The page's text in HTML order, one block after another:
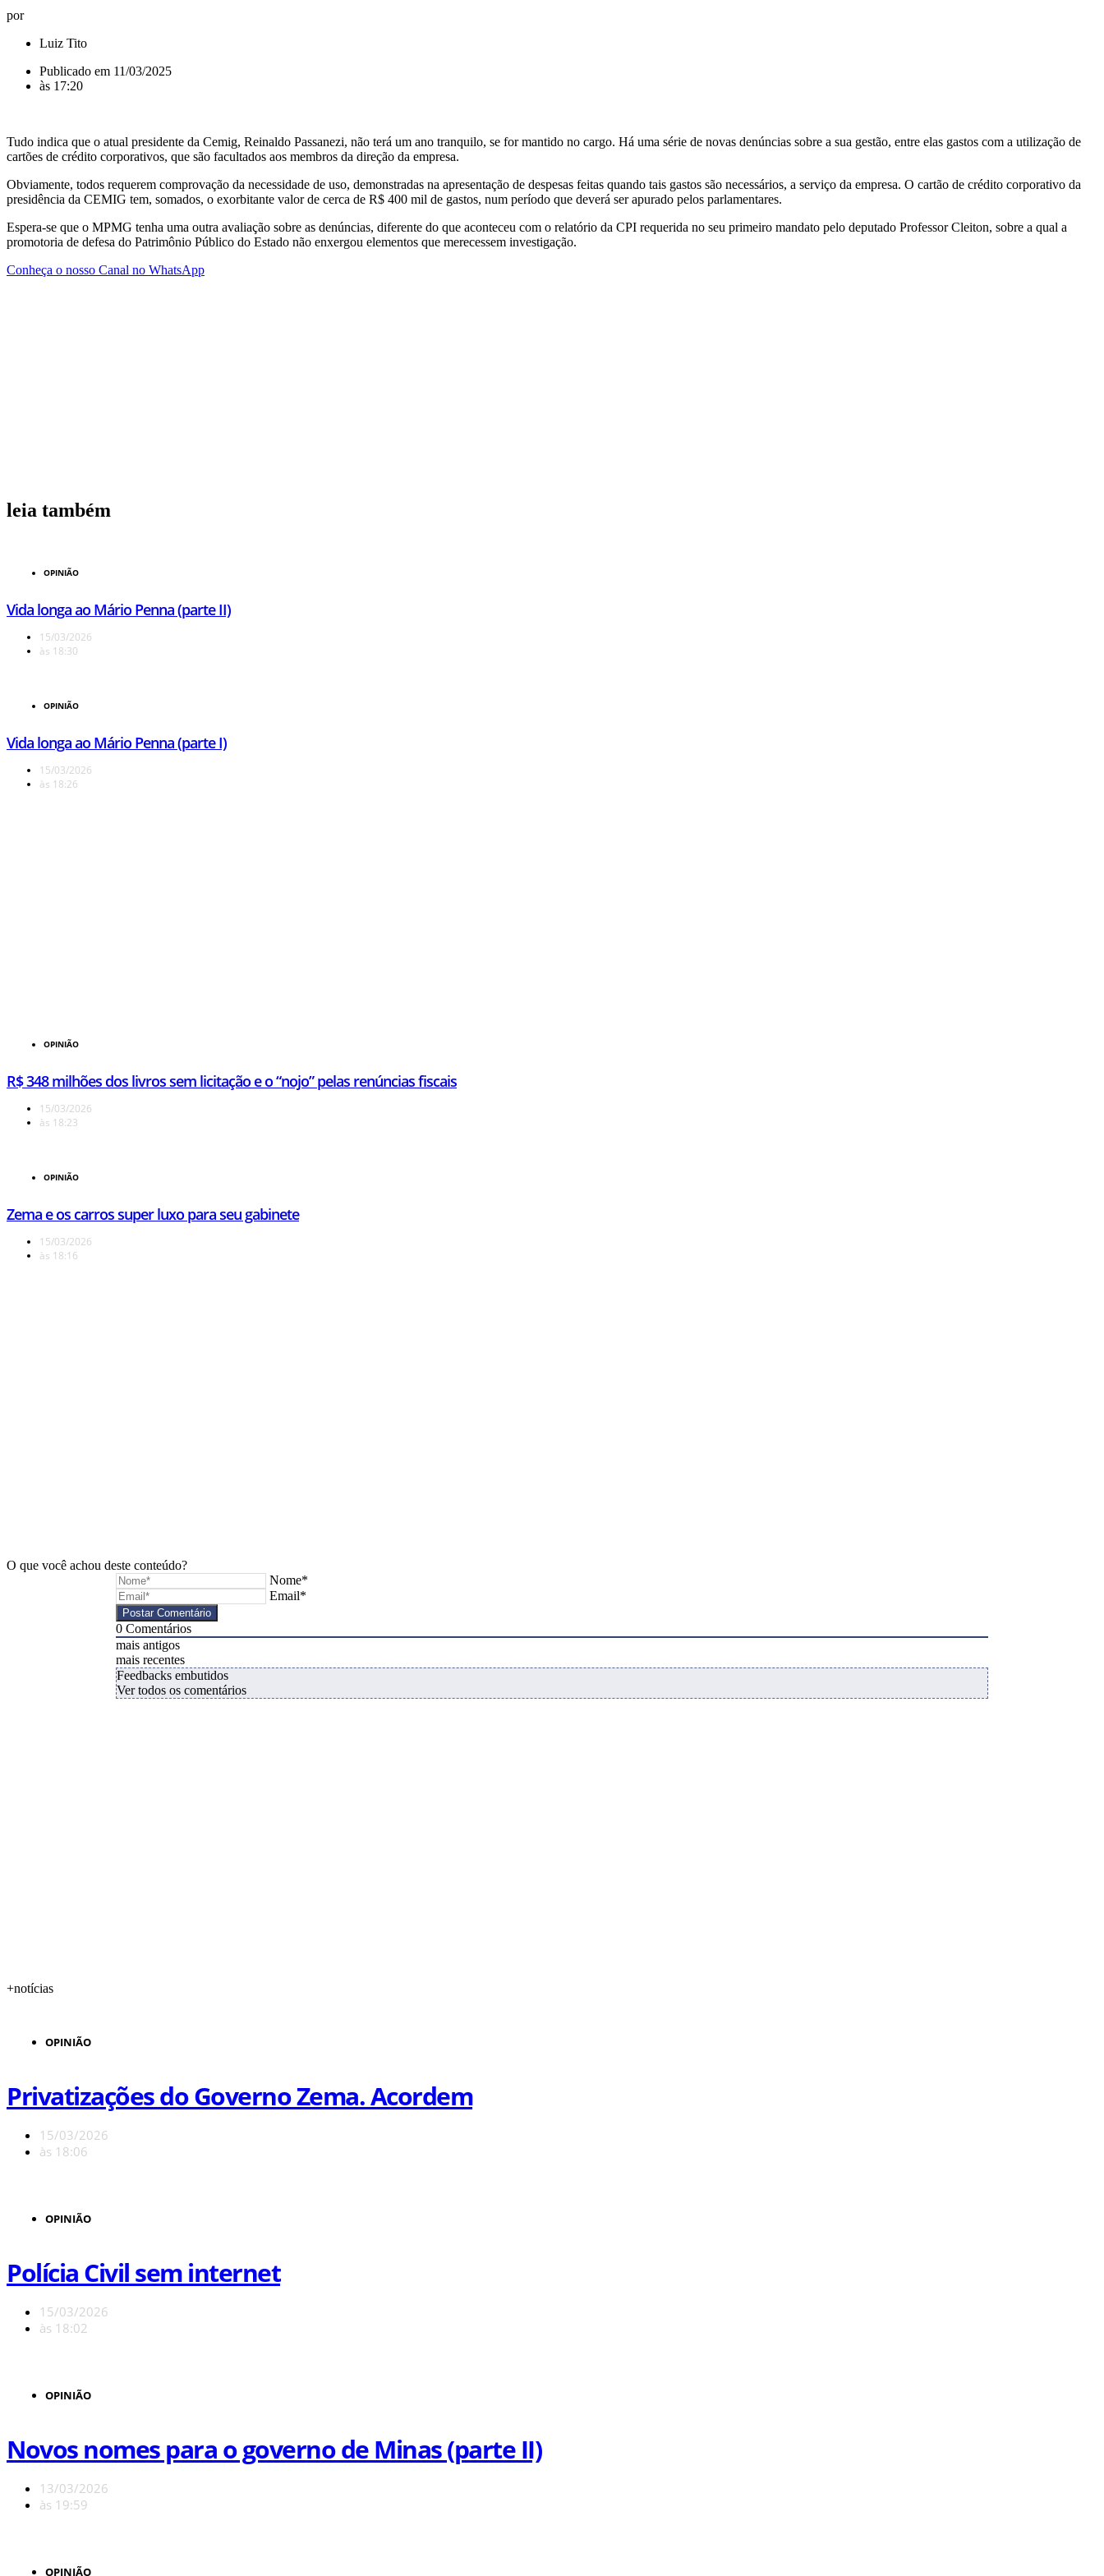
por
Luiz Tito
Publicado em 11/03/2025
às 17:20
Tudo indica que o atual presidente da Cemig, Reinaldo Passanezi, não terá um ano tranquilo, se for mantido no cargo. Há uma série de novas denúncias sobre a sua gestão, entre elas gastos com a utilização de
cartões de crédito corporativos, que são facultados aos membros da direção da empresa.
Obviamente, todos requerem comprovação da necessidade de uso, demonstradas na apresentação de despesas feitas quando tais gastos são necessários, a serviço da empresa. O cartão de crédito corporativo da
presidência da CEMIG tem, somados, o exorbitante valor de cerca de R$ 400 mil de gastos, num período que deverá ser apurado pelos parlamentares.
Espera-se que o MPMG tenha uma outra avaliação sobre as denúncias, diferente do que aconteceu com o relatório da CPI requerida no seu primeiro mandato pelo deputado Professor Cleiton, sobre a qual a
promotoria de defesa do Patrimônio Público do Estado não enxergou elementos que merecessem investigação.
Conheça o nosso Canal no WhatsApp
leia também
OPINIÃO
Vida longa ao Mário Penna (parte II)
15/03/2026
às 18:30
OPINIÃO
Vida longa ao Mário Penna (parte I)
15/03/2026
às 18:26
OPINIÃO
R$ 348 milhões dos livros sem licitação e o “nojo” pelas renúncias fiscais
15/03/2026
às 18:23
OPINIÃO
Zema e os carros super luxo para seu gabinete
15/03/2026
às 18:16
O que você achou deste conteúdo?
Nome*
Email*
0Comentários
mais antigos
mais recentes
Feedbacks embutidos
Ver todos os comentários
+notícias
OPINIÃO
Privatizações do Governo Zema. Acordem
15/03/2026
às 18:06
OPINIÃO
Polícia Civil sem internet
15/03/2026
às 18:02
OPINIÃO
Novos nomes para o governo de Minas (parte II)
13/03/2026
às 19:59
OPINIÃO